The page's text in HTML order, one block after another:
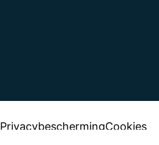
PrivacybeschermingCookies